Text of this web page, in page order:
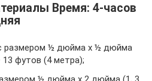
Время: 4-часов
размером ½ дюйма х ½ дюйма
13 футов (4 метра);